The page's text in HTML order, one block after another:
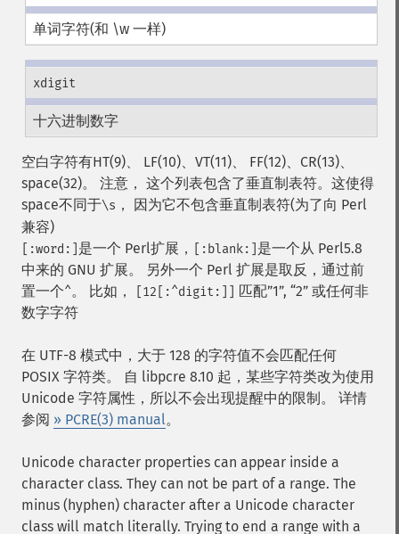
单词字符(和 \w 一样)
xdigit
十六进制数字
空白字符有HT(9)、 LF(10)、VT(11)、 FF(12)、CR(13)、
space(32)。 注意， 这个列表包含了垂直制表符。这使得
space不同于\s ， 因为它不包含垂直制表符(为了向 Perl
兼容)
[:word:] 是一个 Perl扩展， [:blank:] 是一个从 Perl5.8
中来的 GNU 扩展。 另外一个 Perl 扩展是取反，通过前
置一个^。 比如， [12[:^digit:]]
匹配”1”, “2” 或任何非
数字字符
在 UTF-8 模式中，大于 128 的字符值不会匹配任何
POSIX 字符类。 自 libpcre 8.10 起，某些字符类改为使用
Unicode 字符属性，所以不会出现提醒中的限制。 详情
参阅 » PCRE(3) manual。
Unicode character properties can appear inside a
character class. They can not be part of a range. The
minus (hyphen) character after a Unicode character
class will match literally. Trying to end a range with a